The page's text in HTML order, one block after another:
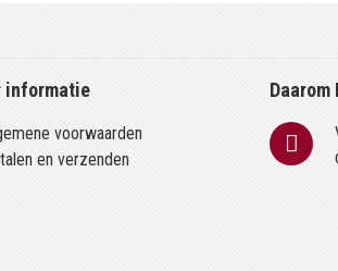
informatie
voorwaarden
en verzenden
Daarom